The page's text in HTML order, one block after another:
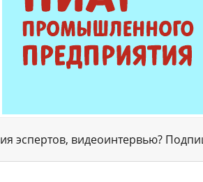
эспертов, видеоинтервью?